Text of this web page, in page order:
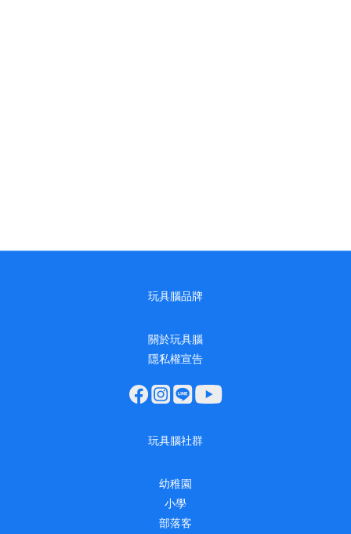
玩具腦品牌
關於玩具腦
隱私權宣告
玩具腦社群
幼稚園
小學
部落客